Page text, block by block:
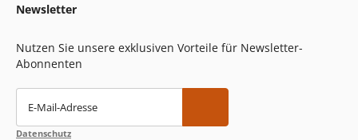
Newsletter
Nutzen Sie unsere exklusiven Vorteile für Newsletter-
Abonnenten
E-Mail-Adresse
Datenschutz